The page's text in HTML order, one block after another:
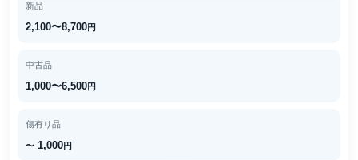
新品
2,100〜8,700円
中古品
1,000〜6,500円
傷有り品
〜 1,000円